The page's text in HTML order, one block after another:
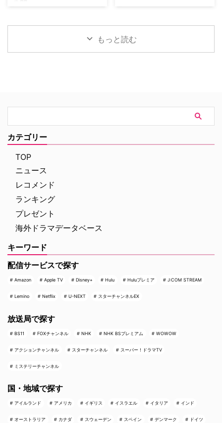
マンの新たな物語を描く映画『ス
パイダーマン：ブランド・ニュ
の裏側を明かす特別映像が公開さ
録！ 映画史に残る快挙を達成 ソ
ニー・ピクチャーズ配給、トム・
ホランド演じるピーター・パーカ
ー＝スパイダーマンの新たなる物
ド・ニュー・デイ』が大ヒット …
ず 原作は、1987年に出版された
トム・ウルフのベストセラー小説
ンハッタンと周辺の貧困な地区と
な名声を得た …
もっと読む
カテゴリー
TOP
ニュース
レコメンド
ランキング
プレゼント
海外ドラマデータベース
キーワード
配信サービスで探す
Amazon Apple TV Disney+ Hulu Huluプレミア J:COM STREAM
Lemino Netflix U-NEXT スターチャンネルEX
放送局で探す
BS11 FOXチャンネル NHK NHK BSプレミアム WOWOW
アクションチャンネル スターチャンネル スーパー！ドラマTV
ミステリーチャンネル
国・地域で探す
アイルランド アメリカ イギリス イスラエル イタリア インド
オーストラリア カナダ スウェーデン スペイン デンマーク ドイツ